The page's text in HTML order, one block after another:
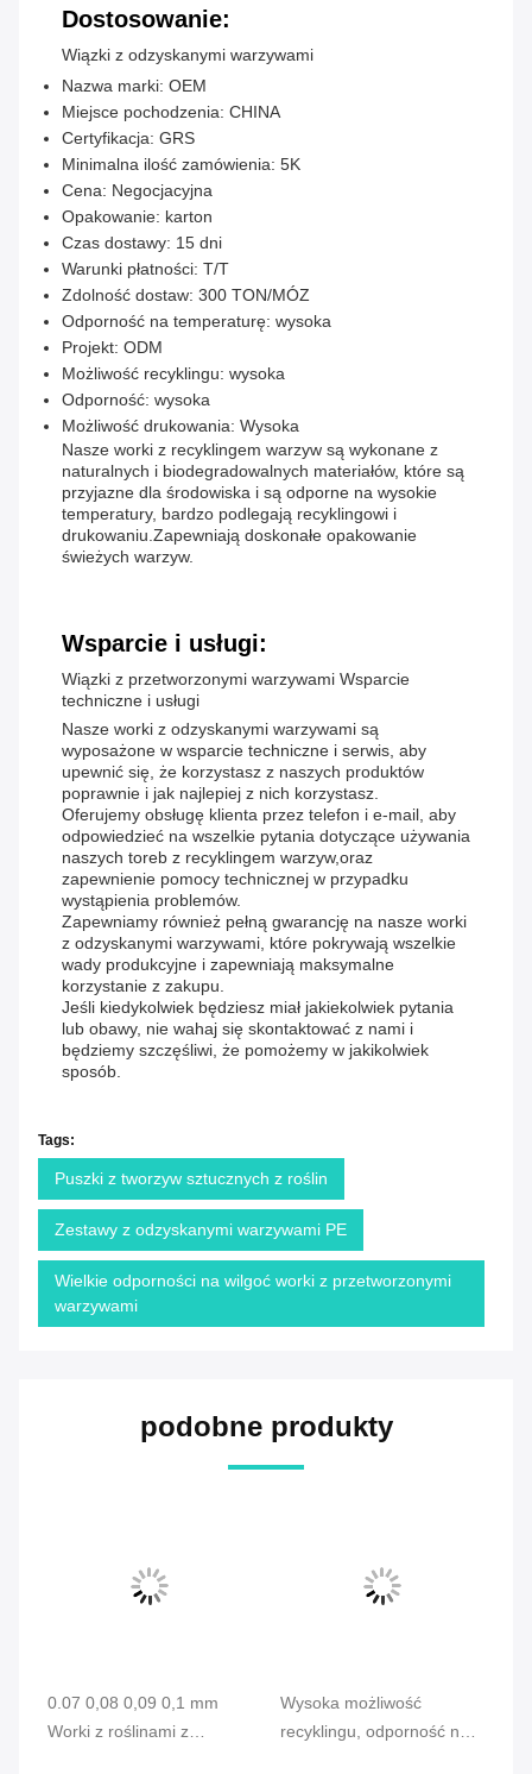
Dostosowanie:
Wiązki z odzyskanymi warzywami
Nazwa marki: OEM
Miejsce pochodzenia: CHINA
Certyfikacja: GRS
Minimalna ilość zamówienia: 5K
Cena: Negocjacyjna
Opakowanie: karton
Czas dostawy: 15 dni
Warunki płatności: T/T
Zdolność dostaw: 300 TON/MÓZ
Odporność na temperaturę: wysoka
Projekt: ODM
Możliwość recyklingu: wysoka
Odporność: wysoka
Możliwość drukowania: Wysoka
Nasze worki z recyklingem warzyw są wykonane z
naturalnych i biodegradowalnych materiałów, które są
przyjazne dla środowiska i są odporne na wysokie
temperatury, bardzo podlegają recyklingowi i
drukowaniu.Zapewniają doskonałe opakowanie
świeżych warzyw.
Wsparcie i usługi:
Wiązki z przetworzonymi warzywami Wsparcie
techniczne i usługi
Nasze worki z odzyskanymi warzywami są
wyposażone w wsparcie techniczne i serwis, aby
upewnić się, że korzystasz z naszych produktów
poprawnie i jak najlepiej z nich korzystasz.
Oferujemy obsługę klienta przez telefon i e-mail, aby
odpowiedzieć na wszelkie pytania dotyczące używania
naszych toreb z recyklingem warzyw,oraz
zapewnienie pomocy technicznej w przypadku
wystąpienia problemów.
Zapewniamy również pełną gwarancję na nasze worki
z odzyskanymi warzywami, które pokrywają wszelkie
wady produkcyjne i zapewniają maksymalne
korzystanie z zakupu.
Jeśli kiedykolwiek będziesz miał jakiekolwiek pytania
lub obawy, nie wahaj się skontaktować z nami i
będziemy szczęśliwi, że pomożemy w jakikolwiek
sposób.
Tags:
Puszki z tworzyw sztucznych z roślin
Zestawy z odzyskanymi warzywami PE
Wielkie odporności na wilgoć worki z przetworzonymi
warzywami
podobne produkty
0.07 0,08 0,09 0,1 mm
Worki z roślinami z
Wysoka możliwość
recyklingu, odporność na